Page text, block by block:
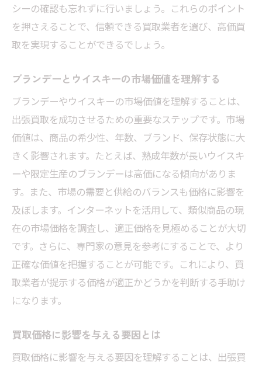
ンデーとウイスキーを無駄なく売却する方法
買取の事前準備と必要なステップ
出張買取の際の効率的なプロセス管理
ト
安心して取引を進めるための契約時の注意
点
初めての出張買取でも失敗しないためのガ
イド
シーの確認も忘れずに行いましょう。これらのポイント
を押さえることで、信頼できる買取業者を選び、高価買
取を実現することができるでしょう。
ブランデーとウイスキーの市場価値を理解する
ブランデーやウイスキーの市場価値を理解することは、
出張買取を成功させるための重要なステップです。市場
価値は、商品の希少性、年数、ブランド、保存状態に大
きく影響されます。たとえば、熟成年数が長いウイスキ
ーや限定生産のブランデーは高価になる傾向がありま
す。また、市場の需要と供給のバランスも価格に影響を
及ぼします。インターネットを活用して、類似商品の現
在の市場価格を調査し、適正価格を見極めることが大切
です。さらに、専門家の意見を参考にすることで、より
正確な価値を把握することが可能です。これにより、買
取業者が提示する価格が適正かどうかを判断する手助け
になります。
買取価格に影響を与える要因とは
買取価格に影響を与える要因を理解することは、出張買